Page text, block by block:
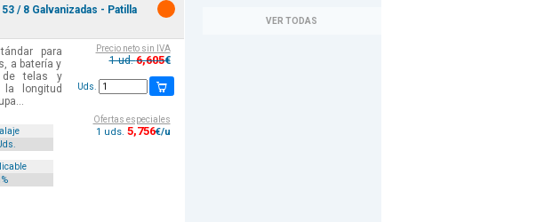
/ 8 Galvanizadas - Patilla
para
a batería y
de telas y
longitud
Precio neto sin IVA
1 ud.6,605€
Uds.
Ofertas especiales
1 uds. 5,756€/u
VER TODAS